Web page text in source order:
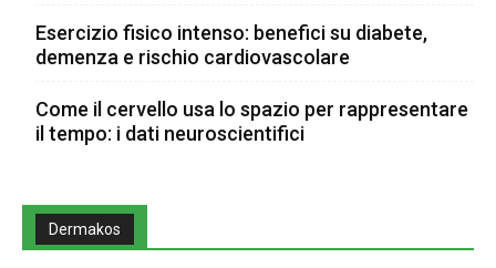
Esercizio fisico intenso: benefici su diabete,
demenza e rischio cardiovascolare
Come il cervello usa lo spazio per rappresentare
il tempo: i dati neuroscientifici
Dermakos